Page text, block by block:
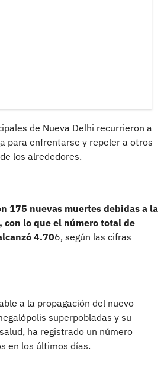
de Nueva Delhi recurrieron a
para enfrentarse y repeler a otros
los alrededores.
175 nuevas muertes debidas a la
con lo que el número total de
4.706, según las cifras
a la propagación del nuevo
superpobladas y su
ha registrado un número
en los últimos días.